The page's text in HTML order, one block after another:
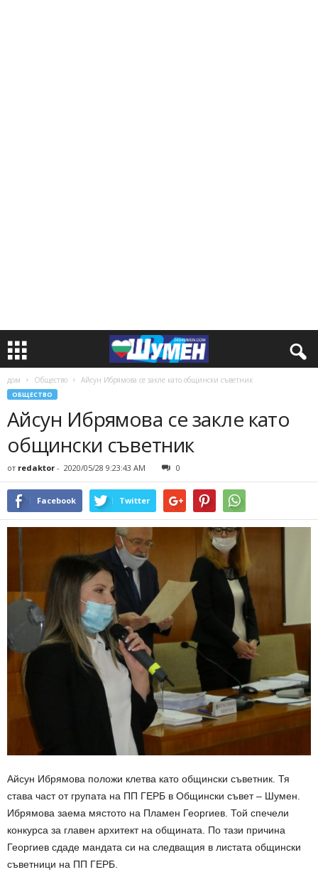
дом Общество Айсун Ибрямова се закле като общински съветник
ОБЩЕСТВО
Айсун Ибрямова се закле като
общински съветник
от redaktor - 2020/05/28 9:23:43 AM 0
Facebook Twitter
Айсун Ибрямова положи клетва като общински съветник. Тя
става част от групата на ПП ГЕРБ в Общински съвет – Шумен.
Ибрямова заема мястото на Пламен Георгиев. Той спечели
конкурса за главен архитект на общината. По тази причина
Георгиев сдаде мандата си на следващия в листата общински
съветници на ПП ГЕРБ.